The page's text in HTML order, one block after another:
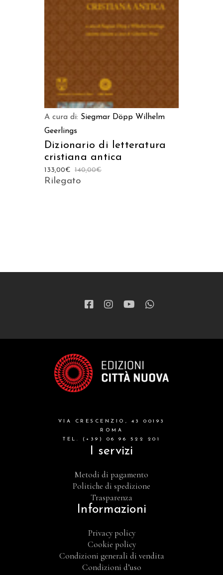
AGGIUNGI AL CARRELLO
A cura di: Siegmar Döpp Wilhelm
Geerlings
Dizionario di letteratura
cristiana antica
140,00€
133,00€
Rilegato
VIA CRESCENZIO, 43 00193
ROMA
TEL. (+39) 06 96 522 201
I servizi
Metodi di pagamento
Politiche di spedizione
Trasparenza
Informazioni
Privacy policy
Cookie policy
Condizioni generali di vendita
Condizioni d’uso